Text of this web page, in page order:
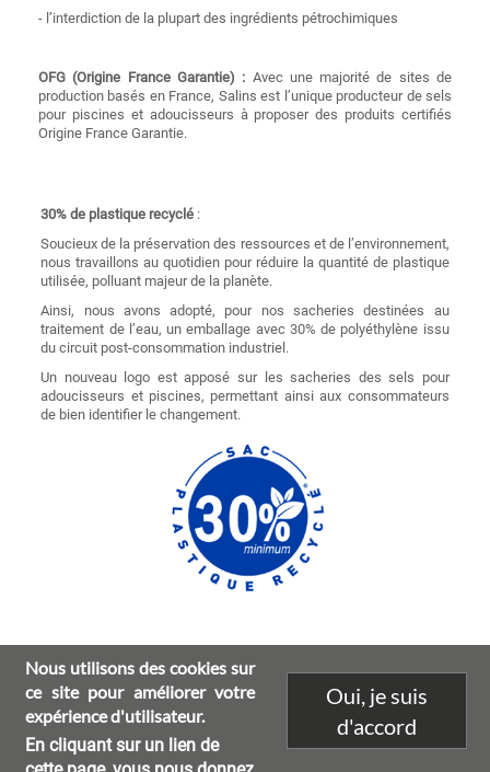
- l’interdiction de la plupart des ingrédients pétrochimiques
OFG (Origine France Garantie) : Avec une majorité de sites de
production basés en France, Salins est l’unique producteur de sels
pour piscines et adoucisseurs à proposer des produits certifiés
Origine France Garantie.
30% de plastique recyclé :
Soucieux de la préservation des ressources et de l’environnement,
nous travaillons au quotidien pour réduire la quantité de plastique
utilisée, polluant majeur de la planète.
Ainsi, nous avons adopté, pour nos sacheries destinées au
traitement de l’eau, un emballage avec 30% de polyéthylène issu
du circuit post-consommation industriel.
Un nouveau logo est apposé sur les sacheries des sels pour
adoucisseurs et piscines, permettant ainsi aux consommateurs
de bien identifier le changement.
Caractéristiques environnementales Mentions légales
Nous utilisons des cookies sur
ce site pour améliorer votre
expérience d'utilisateur.
En cliquant sur un lien de
Oui, je suis
d'accord